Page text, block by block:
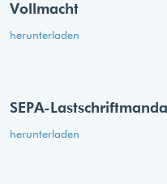
Vollmacht
herunterladen
SEPA-
herunterladen